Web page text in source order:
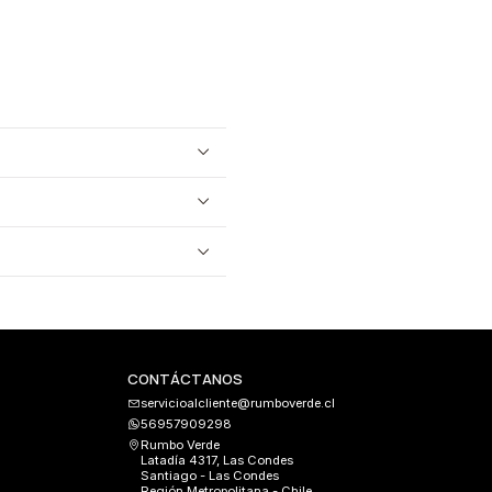
CONTÁCTANOS
servicioalcliente@rumboverde.cl
56957909298
Rumbo Verde
Latadía 4317, Las Condes
Santiago - Las Condes